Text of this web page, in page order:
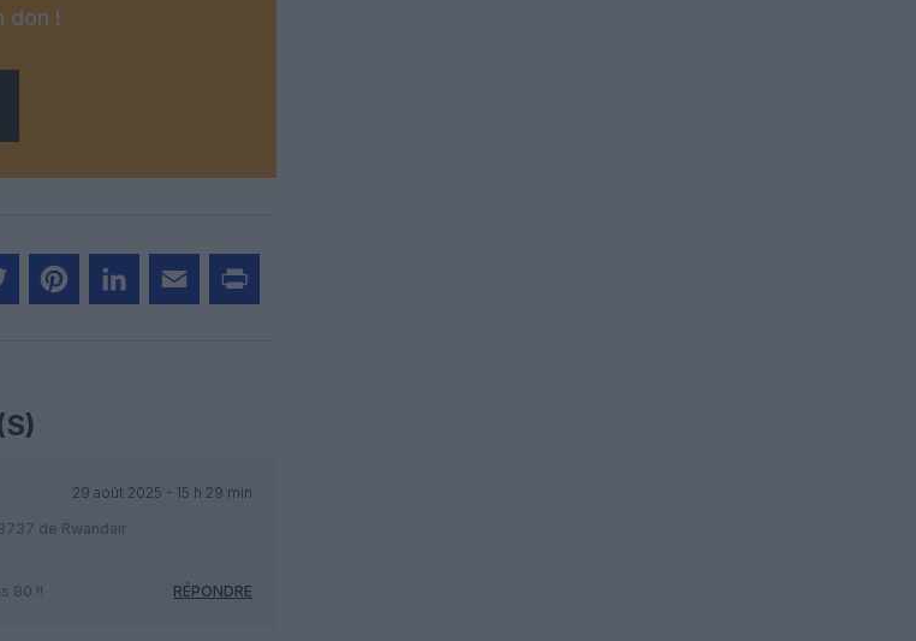
don !
29 août 2025 - 15 h 29 min
de Rwandair
80 !! RÉPONDRE